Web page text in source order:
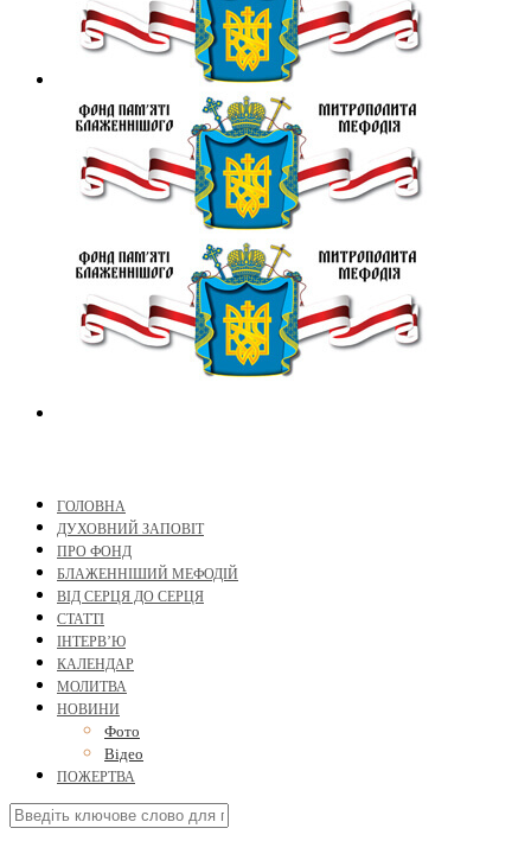
ГОЛОВНА
ДУХОВНИЙ ЗАПОВІТ
ПРО ФОНД
БЛАЖЕННІШИЙ МЕФОДІЙ
ВІД СЕРЦЯ ДО СЕРЦЯ
СТАТТІ
ІНТЕРВ’Ю
КАЛЕНДАР
МОЛИТВА
НОВИНИ
Фото
Відео
ПОЖЕРТВА